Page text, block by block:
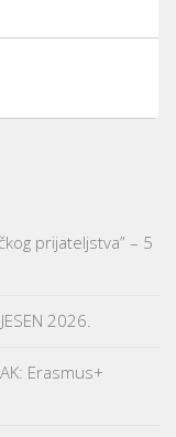
prijateljstva” – 5
2026.
Erasmus+